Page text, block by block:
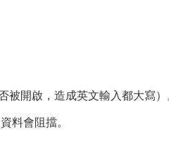
開啟，造成英文輸入都大寫）
料會阻擋。